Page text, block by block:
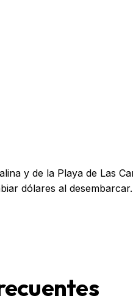
y de la Playa de Las
dólares al desembarcar.